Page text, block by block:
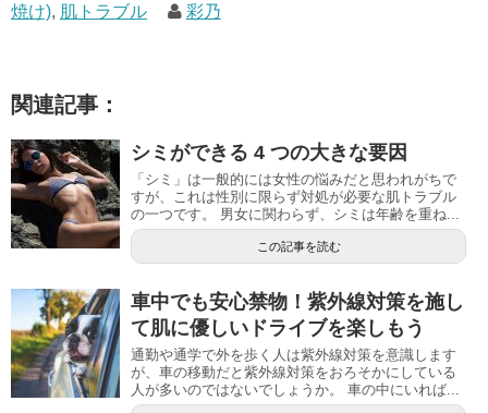
焼け), 肌トラブル 彩乃
関連記事：
シミができる 4 つの大きな要因
「シミ」は一般的には女性の悩みだと思われがちで
すが、これは性別に限らず対処が必要な肌トラブル
の一つです。 男女に関わらず、シミは年齢を重ね...
この記事を読む
車中でも安心禁物！紫外線対策を施し
て肌に優しいドライブを楽しもう
通勤や通学で外を歩く人は紫外線対策を意識します
が、車の移動だと紫外線対策をおろそかにしている
人が多いのではないでしょうか。 車の中にいれば...